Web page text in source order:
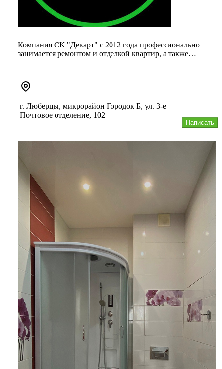
Компания СК "Декарт" c 2012 года профессионально
занимается ремонтом и отделкой квартир, а также
Написать
г. Люберцы, микрорайон Городок Б, ул. 3-е
Почтовое отделение, 102